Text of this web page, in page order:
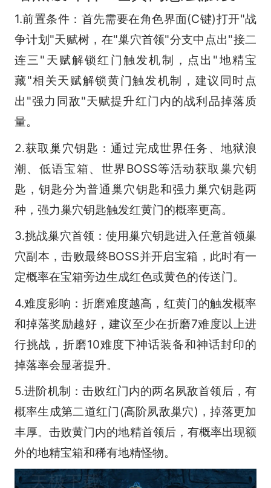
1.前置条件：首先需要在角色界面(C键)打开"战
争计划"天赋树，在"巢穴首领"分支中点出"接二
连三"天赋解锁红门触发机制，点出"地精宝
藏"相关天赋解锁黄门触发机制，建议同时点
出"强力同敌"天赋提升红门内的战利品掉落质
量。
2.获取巢穴钥匙：通过完成世界任务、地狱浪
潮、低语宝箱、世界BOSS等活动获取巢穴钥
匙，钥匙分为普通巢穴钥匙和强力巢穴钥匙两
种，强力巢穴钥匙触发红黄门的概率更高。
3.挑战巢穴首领：使用巢穴钥匙进入任意首领巢
穴副本，击败最终BOSS并开启宝箱，此时有一
定概率在宝箱旁边生成红色或黄色的传送门。
4.难度影响：折磨难度越高，红黄门的触发概率
和掉落奖励越好，建议至少在折磨7难度以上进
行挑战，折磨10难度下神话装备和神话封印的
掉落率会显著提升。
5.进阶机制：击败红门内的两名夙敌首领后，有
概率生成第二道红门(高阶夙敌巢穴)，掉落更加
丰厚。击败黄门内的地精首领后，有概率出现额
外的地精宝箱和稀有地精怪物。